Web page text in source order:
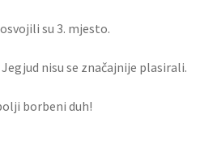
su 3. mjesto.
nisu se značajnije plasirali.
borbeni duh!